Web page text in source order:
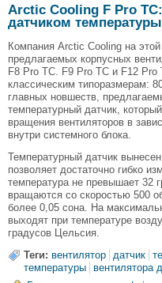
Arctic Cooling F Pro
датчиком температуры
Компания Arctic Cooling на
предлагаемых корпусных
F8 Pro TC. F9 Pro TC и F12 Pro
классическим типоразмерам:
главных новшеств,
температурный датчик,
вращения вентиляторов в
внутри системного блока.
Температурный датчик
позволяет достаточно гибко
температура не превышает 32
вращаются со скоростью 500
более 0,05 сона. На
выходят при температуре
градусов Цельсия.
Теги: вентилятор датчик
температуры вентилятора